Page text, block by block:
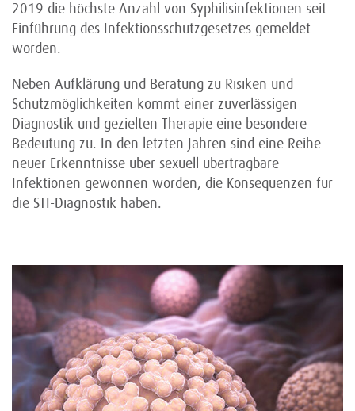
2019 die höchste Anzahl von Syphilisinfektionen seit
Einführung des Infektionsschutzgesetzes gemeldet
worden.
Neben Aufklärung und Beratung zu Risiken und
Schutzmöglichkeiten kommt einer zuverlässigen
Diagnostik und gezielten Therapie eine besondere
Bedeutung zu. In den letzten Jahren sind eine Reihe
neuer Erkenntnisse über sexuell übertragbare
Infektionen gewonnen worden, die Konsequenzen für
die STI-Diagnostik haben.